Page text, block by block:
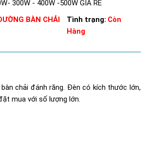
300W - 400W -500W GIÁ RẺ
BÀN CHẢI
Tình trạng: Còn
Hàng
chải đánh răng. Đèn có kích thước lớn,
mua với số lượng lớn.